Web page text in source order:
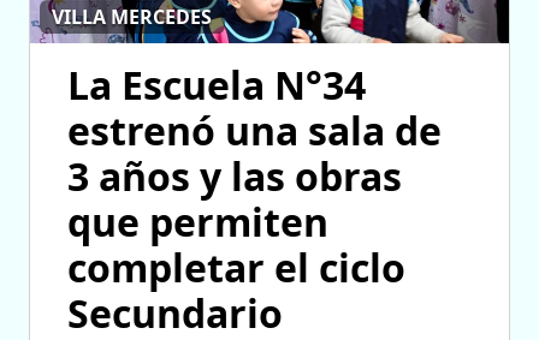
VILLA MERCEDES
La Escuela N°34
estrenó una sala de
3 años y las obras
que permiten
completar el ciclo
Secundario